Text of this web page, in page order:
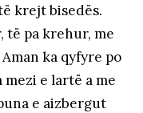
krejt bisedës.
të pa krehur, me
ka qyfyre po
e lartë a me
e aizbergut